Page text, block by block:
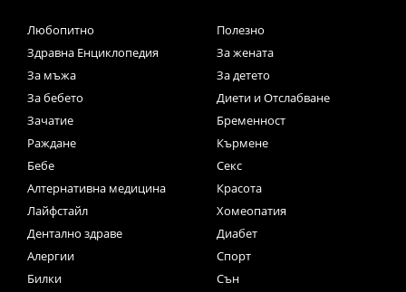
Любопитно
Полезно
Здравна Енциклопедия
За жената
За мъжа
За детето
За бебето
Диети и Отслабване
Зачатие
Бременност
Раждане
Кърмене
Бебе
Секс
Алтернативна медицина
Красота
Лайфстайл
Хомеопатия
Дентално здраве
Диабет
Алергии
Спорт
Билки
Сън